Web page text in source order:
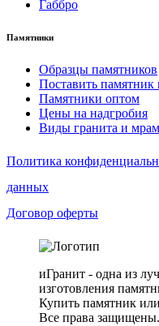
Габбро
Памятники
Образцы памятников
Поставить памятник
Памятники оптом
Цены на надгробия
Виды гранита и
Политика
данных
Договор оферты
иГранит - одна из
изготовления
Купить памятник или
Все права защищены.